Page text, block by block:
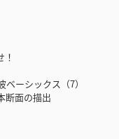
ーシックス（7）
断面の描出